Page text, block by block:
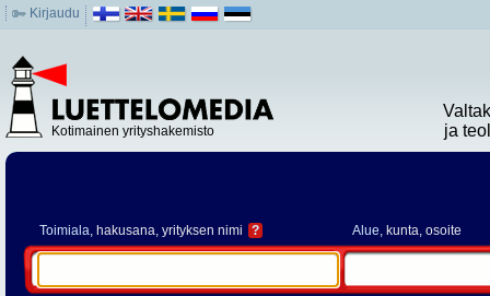
Kirjaudu
Kotimainen yrityshakemisto
ja
Toimiala, hakusana, yrityksen nimi ? Alue, kunta, osoite